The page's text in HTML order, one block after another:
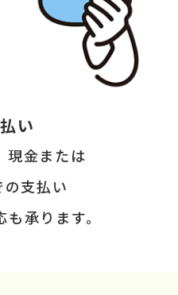
い
現金または
支払い
承ります。